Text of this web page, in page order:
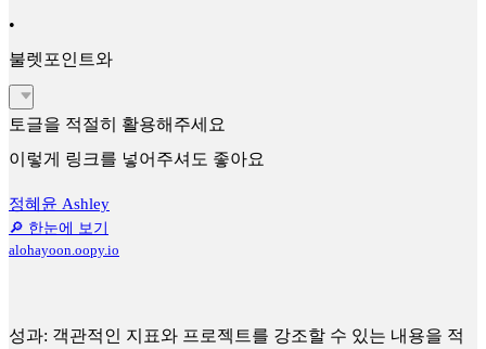
•
불렛포인트와
토글을 적절히 활용해주세요
이렇게 링크를 넣어주셔도 좋아요
정혜윤 Ashley
🔎 한눈에 보기
alohayoon.oopy.io
성과: 객관적인 지표와 프로젝트를 강조할 수 있는 내용을 적